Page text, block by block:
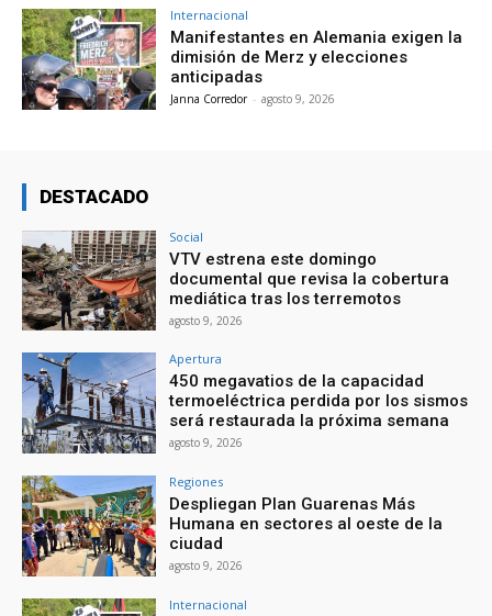
Internacional
Manifestantes en Alemania exigen la
dimisión de Merz y elecciones
anticipadas
Janna Corredor - agosto 9, 2026
DESTACADO
Social
VTV estrena este domingo
documental que revisa la cobertura
mediática tras los terremotos
agosto 9, 2026
Apertura
450 megavatios de la capacidad
termoeléctrica perdida por los sismos
será restaurada la próxima semana
agosto 9, 2026
Regiones
Despliegan Plan Guarenas Más
Humana en sectores al oeste de la
ciudad
agosto 9, 2026
Internacional